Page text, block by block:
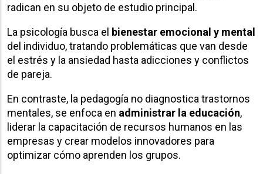
radican en su objeto de estudio principal.
La psicología busca el bienestar emocional y mental
del individuo, tratando problemáticas que van desde
el estrés y la ansiedad hasta adicciones y conflictos
de pareja.
En contraste, la pedagogía no diagnostica trastornos
mentales, se enfoca en administrar la educación,
liderar la capacitación de recursos humanos en las
empresas y crear modelos innovadores para
optimizar cómo aprenden los grupos.